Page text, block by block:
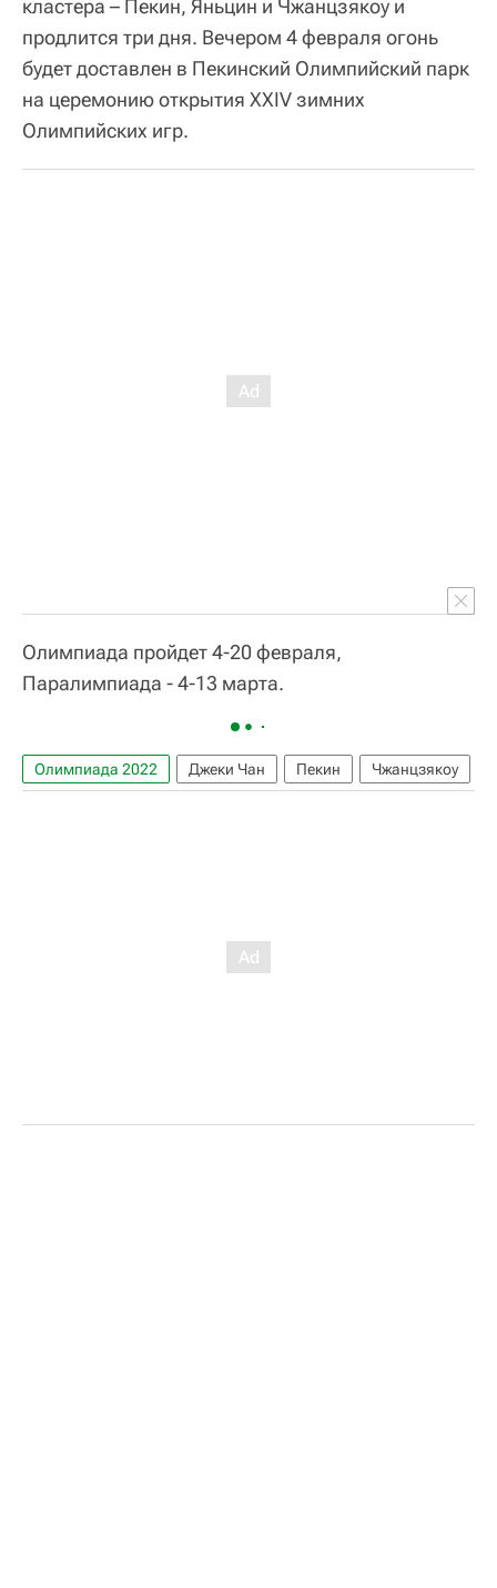
кластера – Пекин, Яньцин и Чжанцзякоу и
продлится три дня. Вечером 4 февраля огонь
будет доставлен в Пекинский Олимпийский парк
на церемонию открытия XXIV зимних
Олимпийских игр.
Олимпиада пройдет 4-20 февраля,
Паралимпиада - 4-13 марта.
Олимпиада 2022 Джеки Чан Пекин Чжанцзякоу